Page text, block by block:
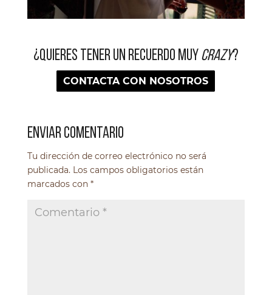
¿QUIERES TENER UN RECUERDO MUY CRAZY?
CONTACTA CON NOSOTROS
ENVIAR COMENTARIO
Tu dirección de correo electrónico no será
publicada. Los campos obligatorios están
marcados con *